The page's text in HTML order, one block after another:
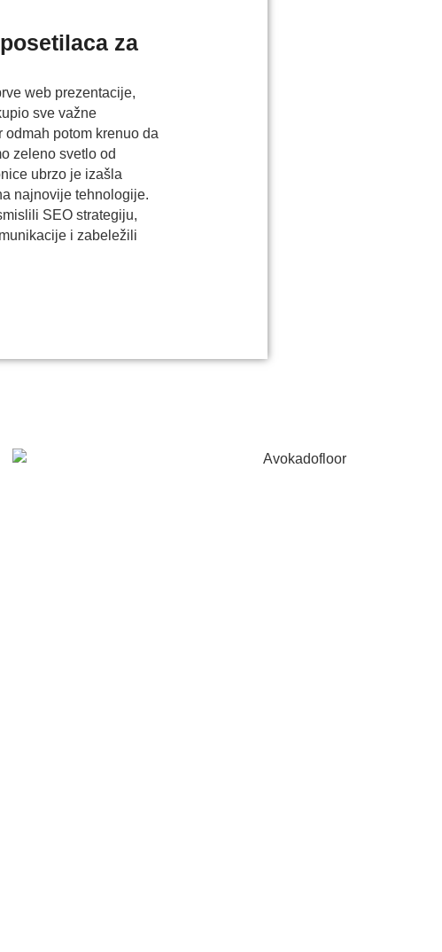
za
web prezentacije,
sve važne
potom krenuo da
zeleno svetlo od
ubrzo je izašla
najnovije tehnologije.
SEO strategiju,
i zabeležili